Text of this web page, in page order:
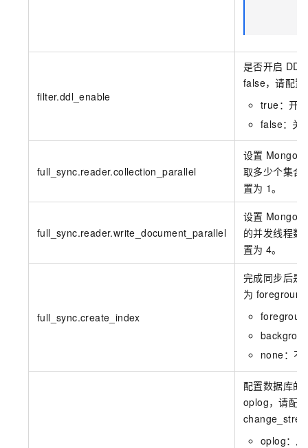
filter.ddl_enable
是否开启 DDL
false，请配置
true：开启
false：关
full_sync.reader.collection_parallel
设置
取多少个集合
置为 1。
full_sync.reader.write_document_parallel
设置
的并发线程数
置为 4。
full_sync.create_index
完成同步后是
为
none：不
配置数据库的
oplog，请配
oplog：